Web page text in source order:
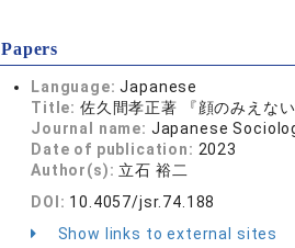
Papers
Language:Japanese
Title: 佐久間孝正著 『顔のみえな
Journal name: Japanese
Date of publication: 2023
Author(s): 立石 裕二
DOI: 10.4057/jsr.74.188
Show links to external sites